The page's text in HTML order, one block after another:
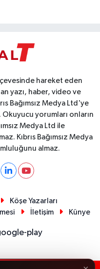
hareket eden
yazı, haber, video ve
Bağımsız Medya Ltd'ye
Okuyucu yorumları onların
Medya Ltd ile
Kıbrıs Bağımsız Medya
almaz.
Köşe Yazarları
İletişim Künye